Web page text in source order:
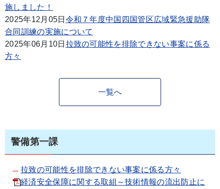
施しました！
2025年12月05日 令和７年度中国四国管区広域緊急援助隊
合同訓練の実施について
2025年06月10日 拉致の可能性を排除できない事案に係る
方々
一覧へ
警備第一課
拉致の可能性を排除できない事案に係る方々
経済安全保障に関する取組～技術情報の流出防止に